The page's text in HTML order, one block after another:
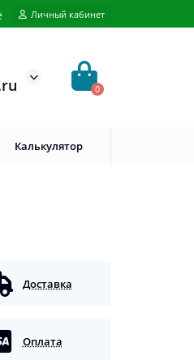
Личный кабинет
0
Калькулятор
Доставка
Оплата